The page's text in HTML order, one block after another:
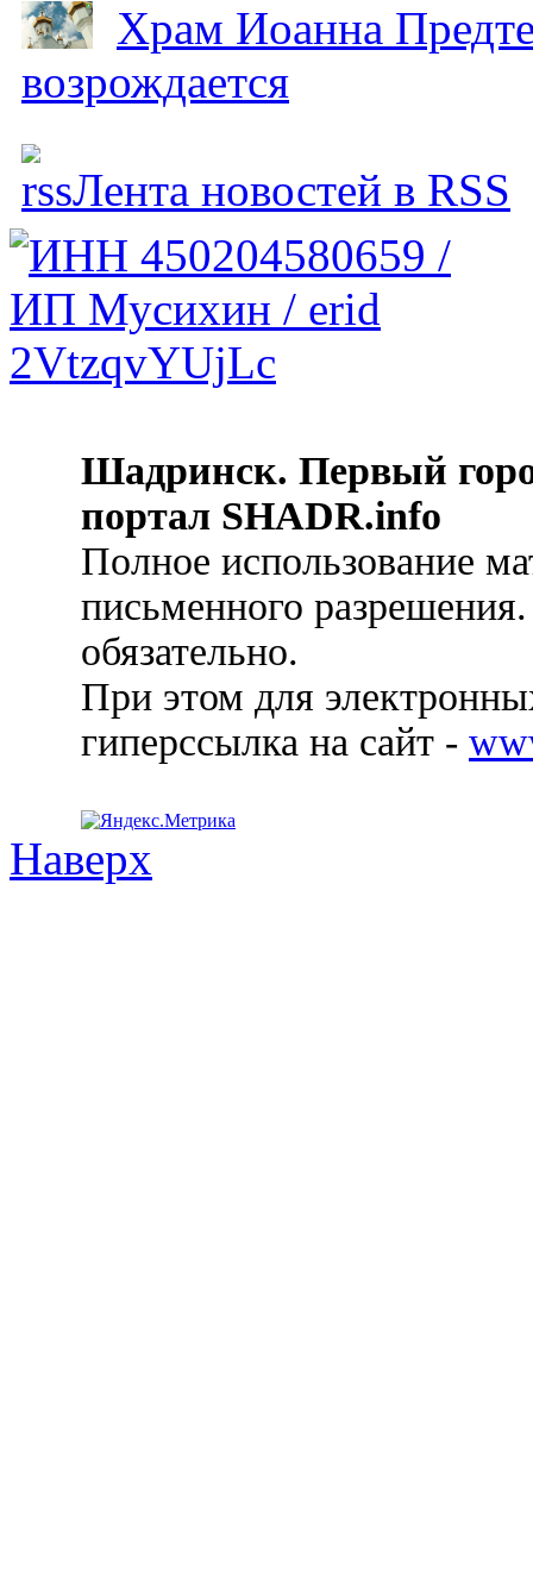
Храм Иоанна
возрождается
Лента новостей в RSS
Шадринск. Первый
портал SHADR.info
Полное использование
письменного
обязательно.
При этом для
гиперссылка на сайт -
Наверх